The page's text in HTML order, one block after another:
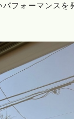
フォーマンスを